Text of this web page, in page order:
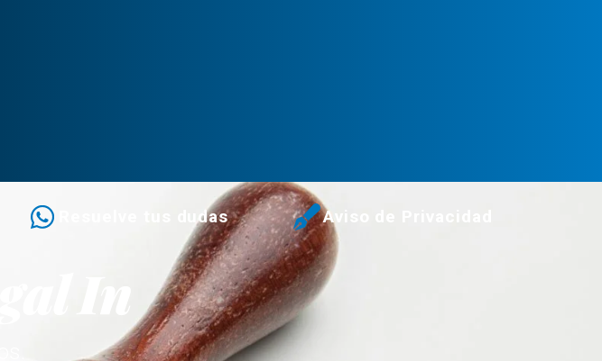
Resuelve tus dudas Aviso de Privacidad